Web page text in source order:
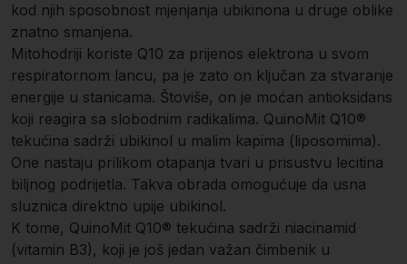
kod njih sposobnost mjenjanja ubikinona u druge oblike
znatno smanjena.
Mitohodriji koriste Q10 za prijenos elektrona u svom
respiratornom lancu, pa je zato on ključan za stvaranje
energije u stanicama. Štoviše, on je moćan antioksidans
koji reagira sa slobodnim radikalima. QuinoMit Q10®
tekućina sadrži ubikinol u malim kapima (liposomima).
One nastaju prilikom otapanja tvari u prisustvu lecitina
biljnog podrijetla. Takva obrada omogućuje da usna
sluznica direktno upije ubikinol.
K tome, QuinoMit Q10® tekućina sadrži niacinamid
(vitamin B3), koji je još jedan važan čimbenik u